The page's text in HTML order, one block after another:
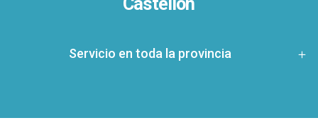
Servicio en toda la provincia